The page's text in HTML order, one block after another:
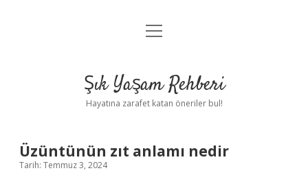
Anasayfa
Yasal Uyarı
menüyü
Şık Yaşam Rehberi
Hayatına zarafet katan öneriler bul!
Üzüntünün zıt anlamı nedir
Tarih: Temmuz 3, 2024